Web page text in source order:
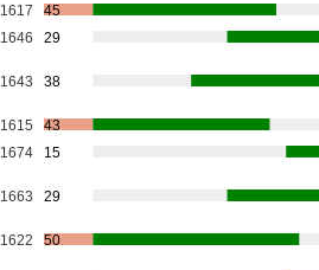
1617
45
1646 29
1643 38
1615
43
1674 15
1663 29
1622 50